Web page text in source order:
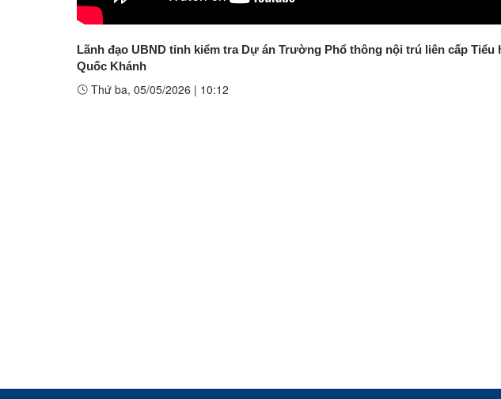
​​​​​​​Lãnh đạo UBND tỉnh kiểm tra Dự án Trường Phổ thông nội trú liên cấp
Quốc Khánh
Thứ ba, 05/05/2026 | 10:12